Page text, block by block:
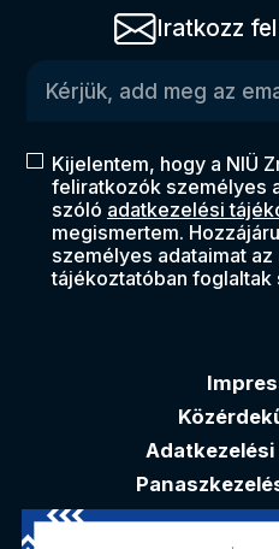
Iratkozz
Kijelentem, hogy a NIÜ
feliratkozók személyes
szóló adatkezelési
megismertem.
személyes adataimat
tájékoztatóban foglaltak